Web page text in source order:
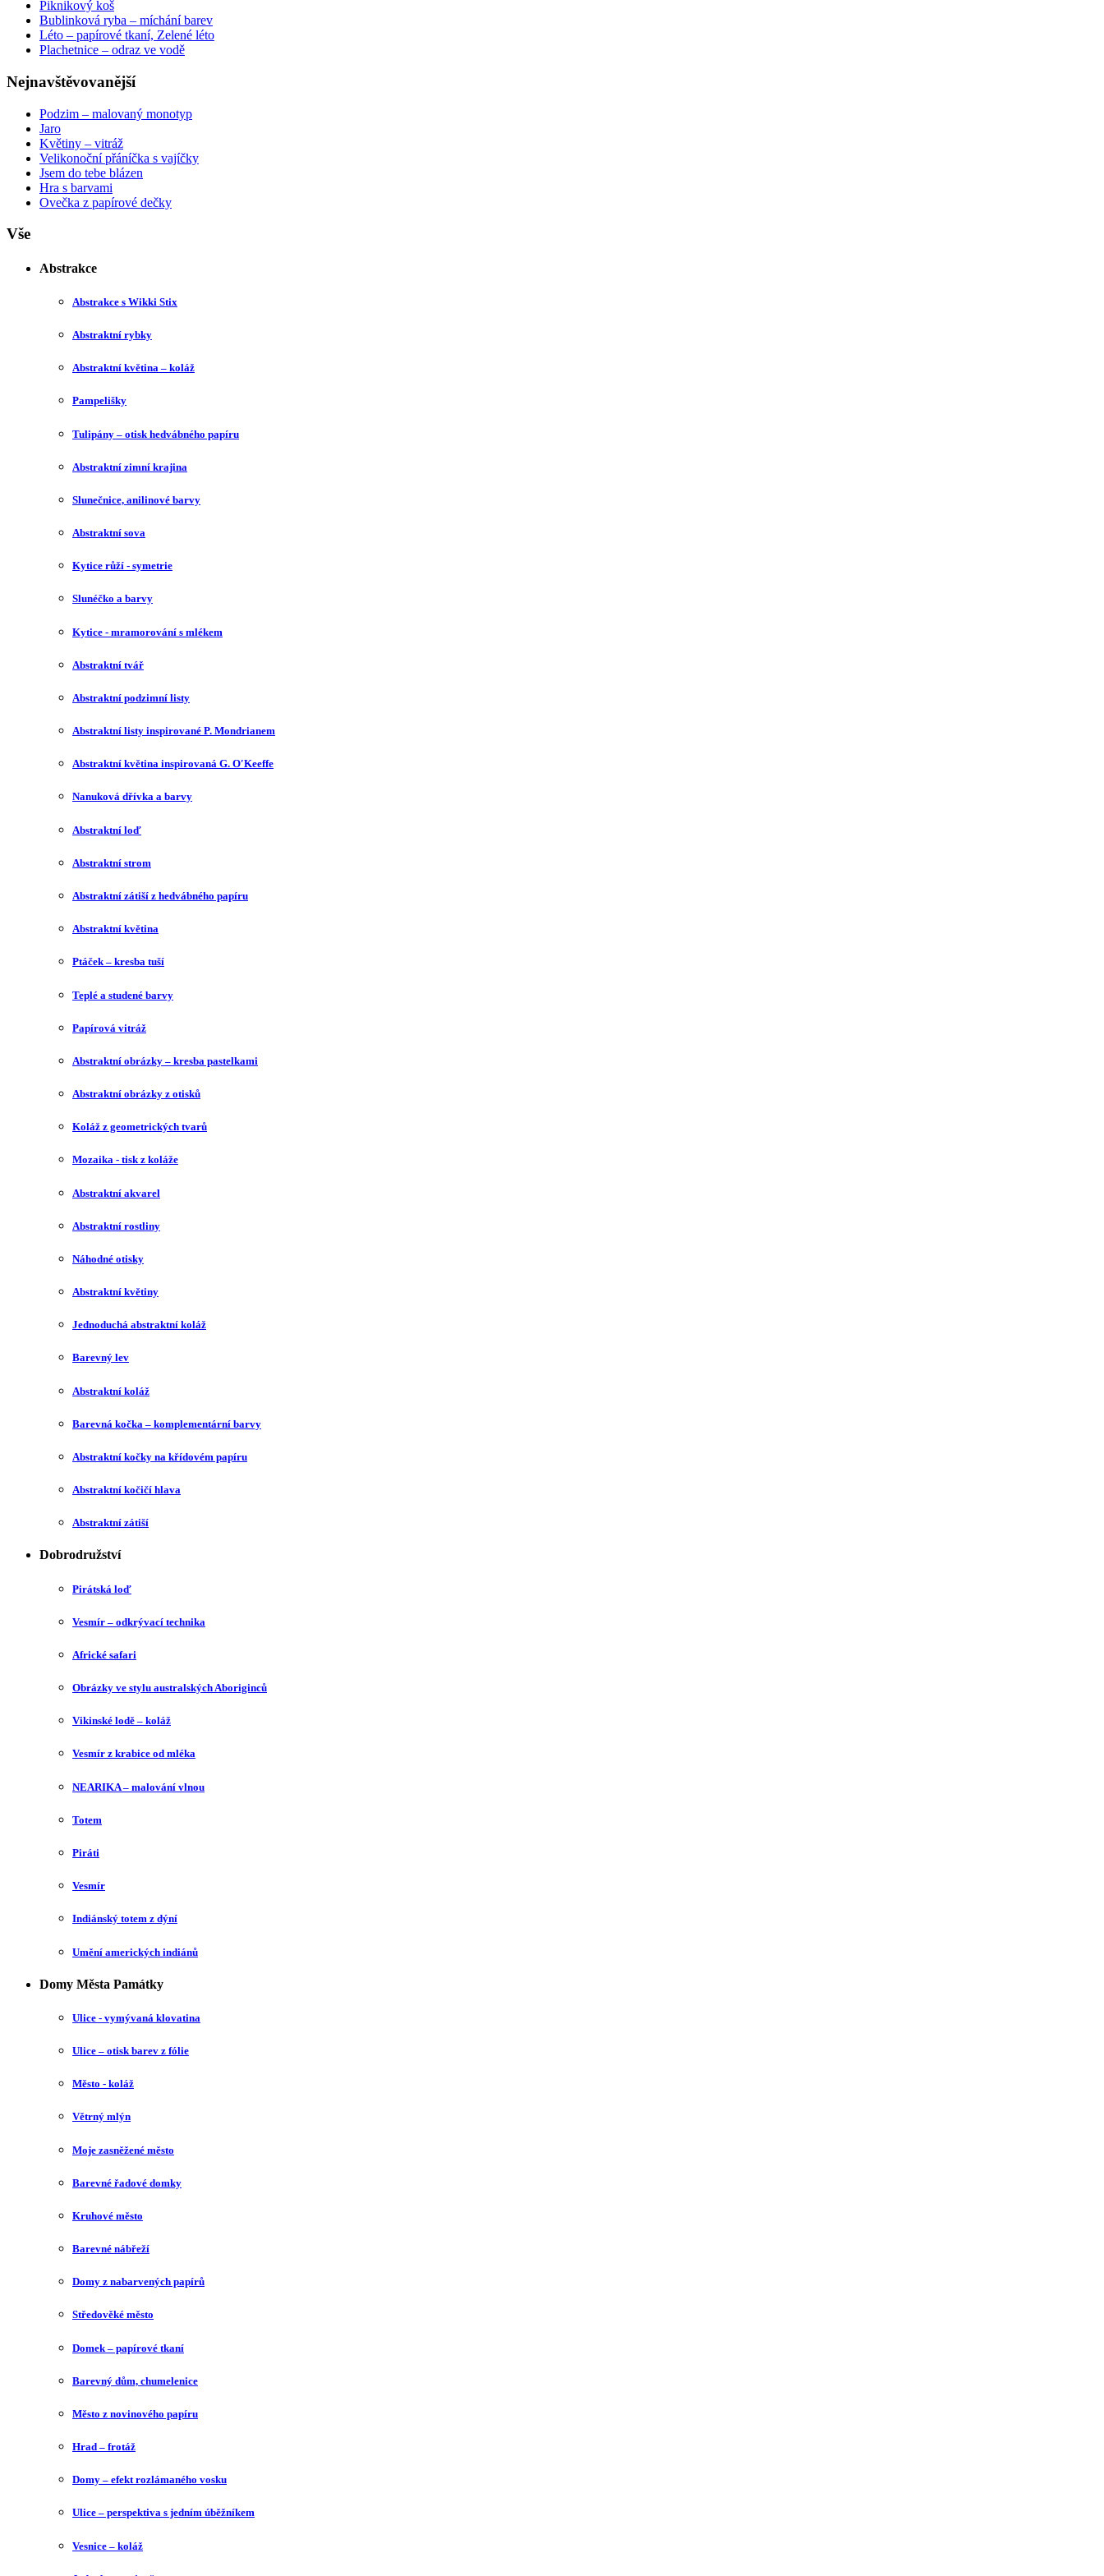
Piknikový koš
Bublinková ryba – míchání barev
Léto – papírové tkaní, Zelené léto
Plachetnice – odraz ve vodě
Nejnavštěvovanější
Podzim – malovaný monotyp
Jaro
Květiny – vitráž
Velikonoční přáníčka s vajíčky
Jsem do tebe blázen
Hra s barvami
Ovečka z papírové dečky
Vše
Abstrakce
Abstrakce s Wikki Stix
Abstraktní rybky
Abstraktní květina – koláž
Pampelišky
Tulipány – otisk hedvábného papíru
Abstraktní zimní krajina
Slunečnice, anilinové barvy
Abstraktní sova
Kytice růží - symetrie
Slunéčko a barvy
Kytice - mramorování s mlékem
Abstraktní tvář
Abstraktní podzimní listy
Abstraktní listy inspirované P. Mondrianem
Abstraktní květina inspirovaná G. O′Keeffe
Nanuková dřívka a barvy
Abstraktní loď
Abstraktní strom
Abstraktní zátiší z hedvábného papíru
Abstraktní květina
Ptáček – kresba tuší
Teplé a studené barvy
Papírová vitráž
Abstraktní obrázky – kresba pastelkami
Abstraktní obrázky z otisků
Koláž z geometrických tvarů
Mozaika - tisk z koláže
Abstraktní akvarel
Abstraktní rostliny
Náhodné otisky
Abstraktní květiny
Jednoduchá abstraktní koláž
Barevný lev
Abstraktní koláž
Barevná kočka – komplementární barvy
Abstraktní kočky na křídovém papíru
Abstraktní kočičí hlava
Abstraktní zátiší
Dobrodružství
Pirátská loď
Vesmír – odkrývací technika
Africké safari
Obrázky ve stylu australských Aboriginců
Vikinské lodě – koláž
Vesmír z krabice od mléka
NEARIKA – malování vlnou
Totem
Piráti
Vesmír
Indiánský totem z dýní
Umění amerických indiánů
Domy Města Památky
Ulice - vymývaná klovatina
Ulice – otisk barev z fólie
Město - koláž
Větrný mlýn
Moje zasněžené město
Barevné řadové domky
Kruhové město
Barevné nábřeží
Domy z nabarvených papírů
Středověké město
Domek – papírové tkaní
Barevný dům, chumelenice
Město z novinového papíru
Hrad – frotáž
Domy – efekt rozlámaného vosku
Ulice – perspektiva s jedním úběžníkem
Vesnice – koláž